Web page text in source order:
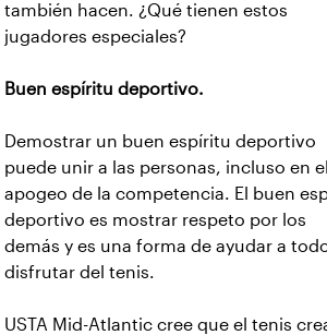
también hacen. ¿Qué tienen estos
jugadores especiales?
Buen espíritu deportivo.
Demostrar un buen espíritu deportivo
puede unir a las personas, incluso en el
apogeo de la competencia. El buen
deportivo es mostrar respeto por los
demás y es una forma de ayudar a
disfrutar del tenis.
USTA Mid-Atlantic cree que el tenis